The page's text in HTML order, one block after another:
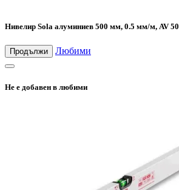
Нивелир Sola алуминиев 500 мм, 0.5 мм/м, AV 50
Продължи Любими
Не е добавен в любими